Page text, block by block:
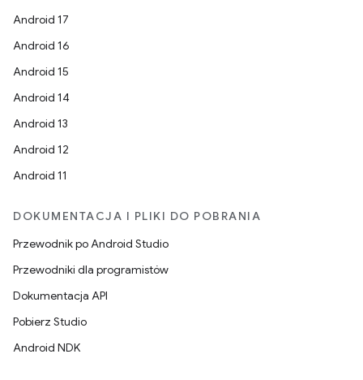
Android 17
Android 16
Android 15
Android 14
Android 13
Android 12
Android 11
DOKUMENTACJA I PLIKI DO POBRANIA
Przewodnik po Android Studio
Przewodniki dla programistów
Dokumentacja API
Pobierz Studio
Android NDK